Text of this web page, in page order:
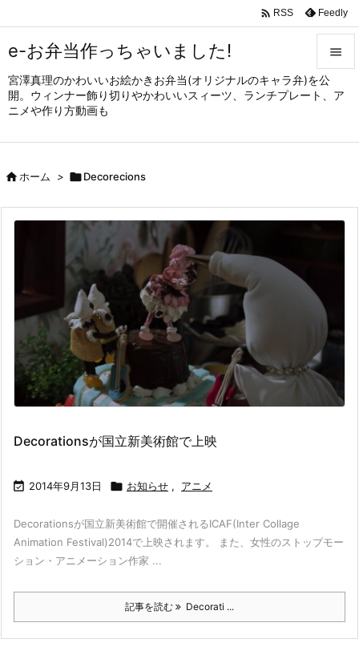
e-お弁当作っちゃいました!
宮澤真理のかわいいお絵かきお弁当(オリジナルのキャラ弁)を公
開。ウィンナー飾り切りやかわいいスィーツ、ランチプレート、ア
ニメや作り方動画も


メニュ
サイド

次へ
 RSS Feedly
ホーム > Decorecions
Decorationsが国立新美術館で上映
 2014年9月13日  お知らせ , アニメ
Decorationsが国立新美術館で開催されるICAF(Inter Collage
Animation Festival)2014で上映されます。 また、女性のストップモー
ション・アニメーション作家 ...
記事を読む Decorati ...